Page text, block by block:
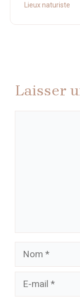
Lieux naturiste
Laisser
Nom